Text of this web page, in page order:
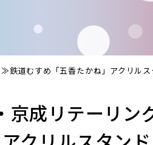
道むすめ「五香たかね」アクリルス
京成リテーリン